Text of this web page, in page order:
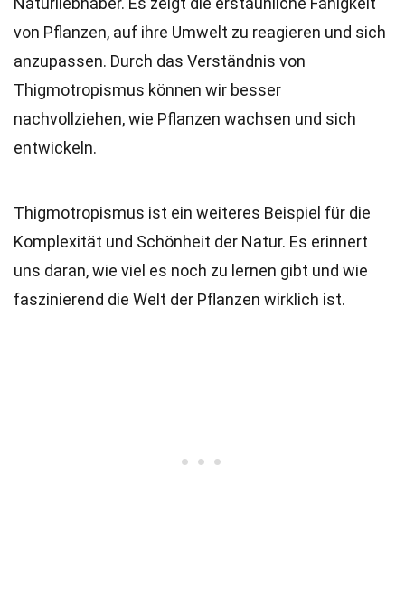
von Pflanzen, auf ihre Umwelt zu reagieren und sich
anzupassen. Durch das Verständnis von
Thigmotropismus können wir besser
nachvollziehen, wie Pflanzen wachsen und sich
entwickeln.
Thigmotropismus ist ein weiteres Beispiel für die
Komplexität und Schönheit der Natur. Es erinnert
uns daran, wie viel es noch zu lernen gibt und wie
faszinierend die Welt der Pflanzen wirklich ist.